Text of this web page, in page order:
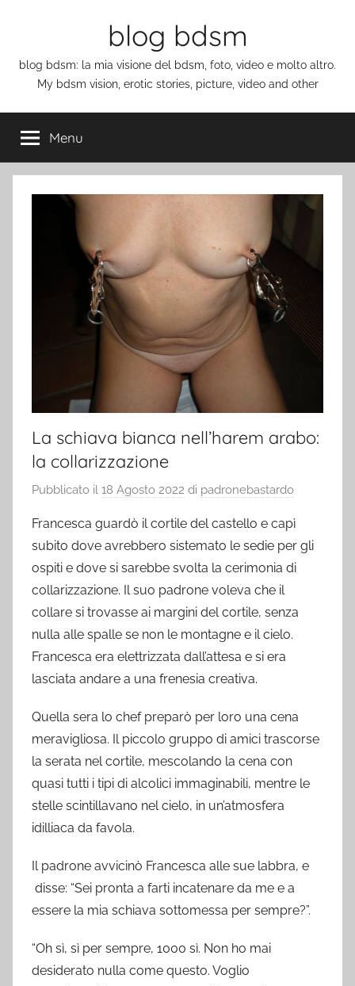
blog bdsm
blog bdsm: la mia visione del bdsm, foto, video e molto altro.
My bdsm vision, erotic stories, picture, video and other
Menu
La schiava bianca nell’harem arabo:
la collarizzazione
Pubblicato il 18 Agosto 2022 di padronebastardo
Francesca guardò il cortile del castello e capì
subito dove avrebbero sistemato le sedie per gli
ospiti e dove si sarebbe svolta la cerimonia di
collarizzazione. Il suo padrone voleva che il
collare si trovasse ai margini del cortile, senza
nulla alle spalle se non le montagne e il cielo.
Francesca era elettrizzata dall’attesa e si era
lasciata andare a una frenesia creativa.
Quella sera lo chef preparò per loro una cena
meravigliosa. Il piccolo gruppo di amici trascorse
la serata nel cortile, mescolando la cena con
quasi tutti i tipi di alcolici immaginabili, mentre le
stelle scintillavano nel cielo, in un’atmosfera
idilliaca da favola.
Il padrone avvicinò Francesca alle sue labbra, e
disse: “Sei pronta a farti incatenare da me e a
essere la mia schiava sottomessa per sempre?”.
“Oh sì, sì per sempre, 1000 sì. Non ho mai
desiderato nulla come questo. Voglio